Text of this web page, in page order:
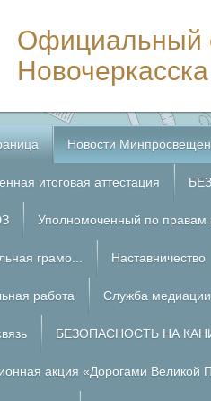
Новочеркасска
Новости
итоговая аттестация
Уполномоченный по правам
грамо... Наставничество
работа Служба медиации
БЕЗОПАСНОСТЬ НА
акция «Дорогами Великой